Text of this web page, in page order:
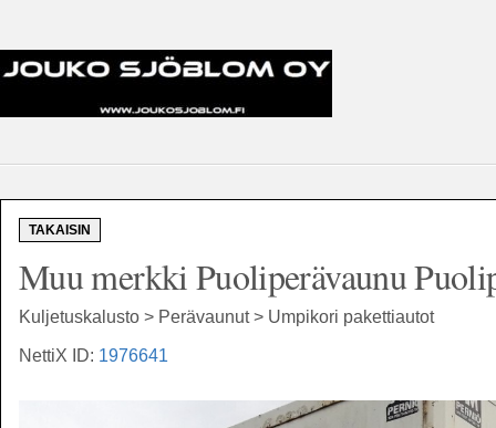
TAKAISIN
Muu merkki Puoliperävaunu
Kuljetuskalusto > Perävaunut > Umpikori pakettiautot
NettiX ID: 1976641